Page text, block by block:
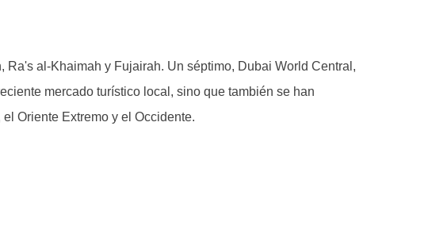
al-Khaimah y Fujairah. Un séptimo, Dubai World Central,
mercado turístico local, sino que también se han
Oriente Extremo y el Occidente.